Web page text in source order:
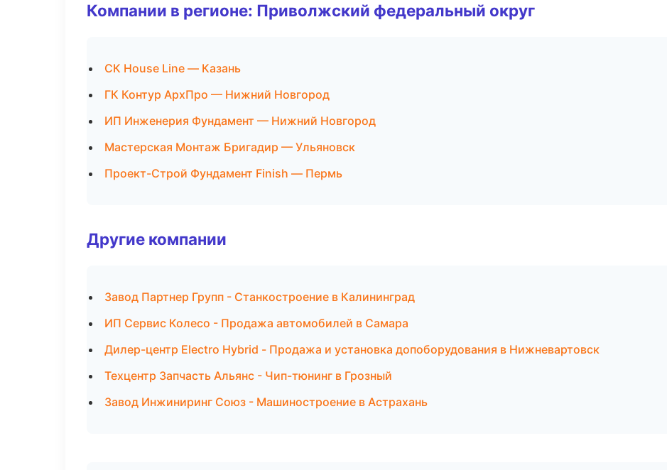
Компании в регионе: Приволжский федеральный округ
СК House Line — Казань
ГК Контур АрхПро — Нижний Новгород
ИП Инженерия Фундамент — Нижний Новгород
Мастерская Монтаж Бригадир — Ульяновск
Проект-Строй Фундамент Finish — Пермь
Другие компании
Завод Партнер Групп - Станкостроение в Калининград
ИП Сервис Колесо - Продажа автомобилей в Самара
Дилер-центр Electro Hybrid - Продажа и установка допоборудования в Нижневартовск
Техцентр Запчасть Альянс - Чип-тюнинг в Грозный
Завод Инжиниринг Союз - Машиностроение в Астрахань